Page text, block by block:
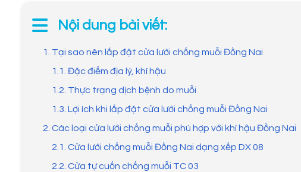
Nội dung bài viết:
1. Tại sao nên lắp đặt cửa lưới chống muỗi Đồng Nai
1.1. Đặc điểm địa lý, khí hậu
1.2. Thực trạng dịch bệnh do muỗi
1.3. Lợi ích khi lắp đặt cửa lưới chống muỗi Đồng Nai
2. Các loại cửa lưới chống muỗi phù hợp với khí hậu Đồng Nai
2.1. Cửa lưới chống muỗi Đồng Nai dạng xếp DX 08
2.2. Cửa tự cuốn chống muỗi TC 03